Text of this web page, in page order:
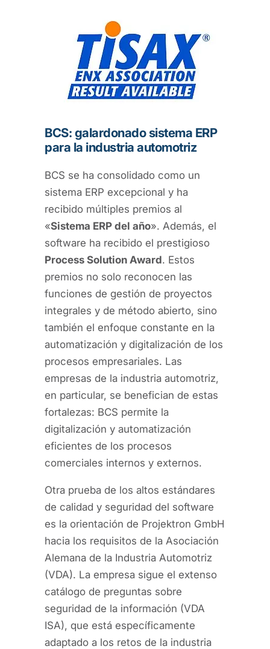
BCS: galardonado sistema ERP
para la industria automotriz
BCS se ha consolidado como un
sistema ERP excepcional y ha
recibido múltiples premios al
«Sistema ERP del año». Además, el
software ha recibido el prestigioso
Process Solution Award. Estos
premios no solo reconocen las
funciones de gestión de proyectos
integrales y de método abierto, sino
también el enfoque constante en la
automatización y digitalización de los
procesos empresariales. Las
empresas de la industria automotriz,
en particular, se benefician de estas
fortalezas: BCS permite la
digitalización y automatización
eficientes de los procesos
comerciales internos y externos.
Otra prueba de los altos estándares
de calidad y seguridad del software
es la orientación de Projektron GmbH
hacia los requisitos de la Asociación
Alemana de la Industria Automotriz
(VDA). La empresa sigue el extenso
catálogo de preguntas sobre
seguridad de la información (VDA
ISA), que está específicamente
adaptado a los retos de la industria